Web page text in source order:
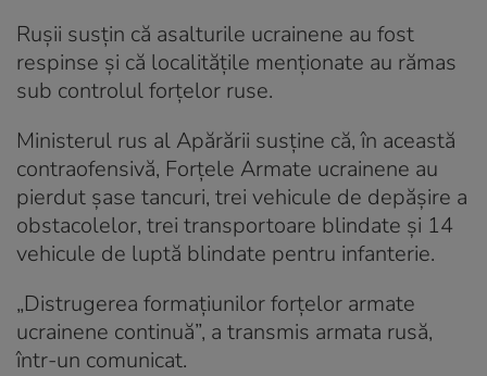
Rușii susțin că asalturile ucrainene au fost
respinse și că localitățile menționate au rămas
sub controlul forțelor ruse.
Ministerul rus al Apărării susține că, în această
contraofensivă, Forțele Armate ucrainene au
pierdut șase tancuri, trei vehicule de depășire a
obstacolelor, trei transportoare blindate și 14
vehicule de luptă blindate pentru infanterie.
„Distrugerea formațiunilor forțelor armate
ucrainene continuă”, a transmis armata rusă,
într-un comunicat.